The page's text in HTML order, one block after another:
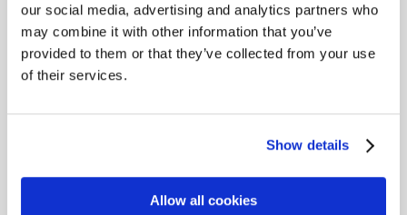
our social media, advertising and analytics partners who
may combine it with other information that you’ve
provided to them or that they’ve collected from your use
of their services.
Show details
Allow all cookies
Mit kerneområde som murer består af en række
traditionelle arbejdsområder, hvilket blandt andet
inkluderer:
Indvendig efterisolering i diffusionsåben
(Isopore isoleringssystem)